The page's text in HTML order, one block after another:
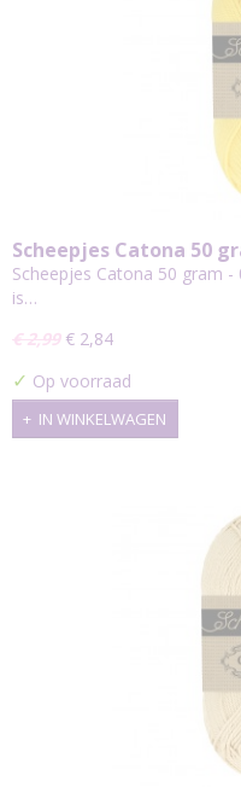
Scheepjes Catona 50
Scheepjes Catona 50 gram
is…
€ 2,99 € 2,84
✓ Op voorraad
IN WINKELWAGEN